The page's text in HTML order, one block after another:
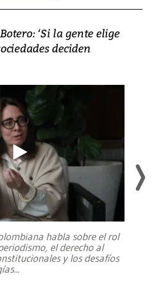
‘Si la gente elige
deciden
habla sobre el rol
el derecho al
y los desafíos
...